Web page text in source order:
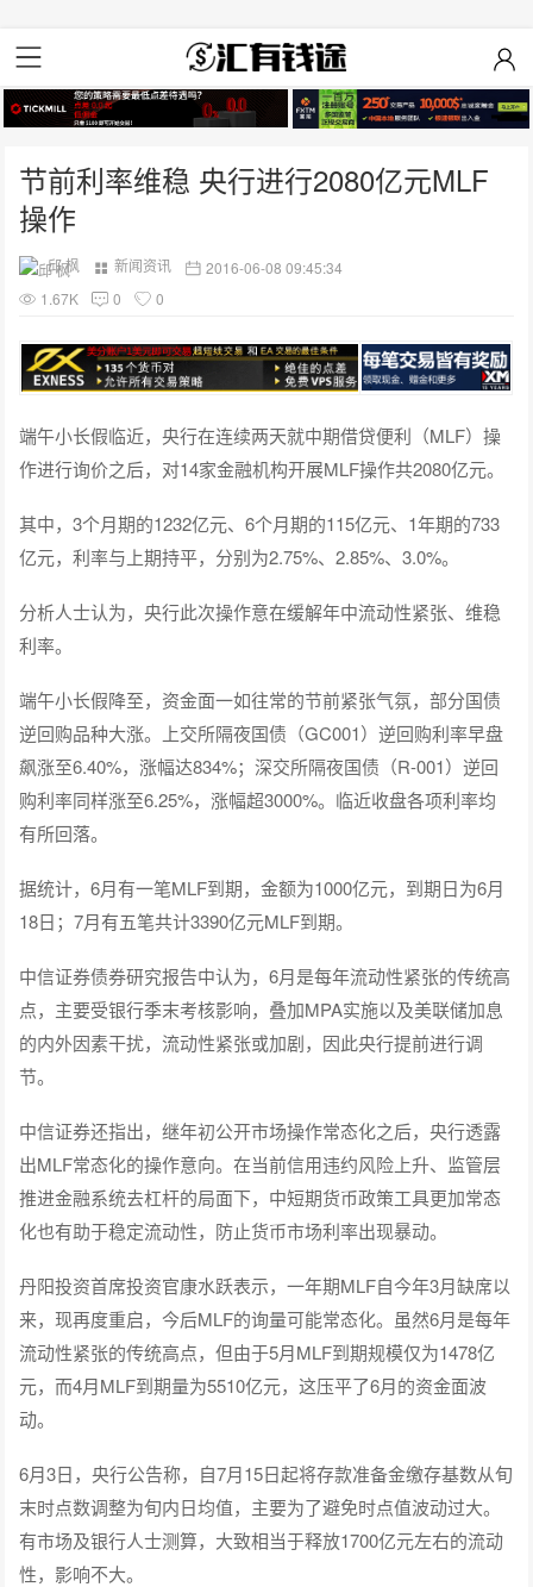
节前利率维稳 央行进行2080亿元MLF
操作
邱 枫 新闻资讯
2016-06-08 09:45:34
1.67K
0 0
端午小长假临近，央行在连续两天就中期借贷便利（MLF）操
作进行询价之后，对14家金融机构开展MLF操作共2080亿元。
其中，3个月期的1232亿元、6个月期的115亿元、1年期的733
亿元，利率与上期持平，分别为2.75%、2.85%、3.0%。
分析人士认为，央行此次操作意在缓解年中流动性紧张、维稳
利率。
端午小长假降至，资金面一如往常的节前紧张气氛，部分国债
逆回购品种大涨。上交所隔夜国债（GC001）逆回购利率早盘
飙涨至6.40%，涨幅达834%；深交所隔夜国债（R-001）逆回
购利率同样涨至6.25%，涨幅超3000%。临近收盘各项利率均
有所回落。
据统计，6月有一笔MLF到期，金额为1000亿元，到期日为6月
18日；7月有五笔共计3390亿元MLF到期。
中信证券债券研究报告中认为，6月是每年流动性紧张的传统高
点，主要受银行季末考核影响，叠加MPA实施以及美联储加息
的内外因素干扰，流动性紧张或加剧，因此央行提前进行调
节。
中信证券还指出，继年初公开市场操作常态化之后，央行透露
出MLF常态化的操作意向。在当前信用违约风险上升、监管层
推进金融系统去杠杆的局面下，中短期货币政策工具更加常态
化也有助于稳定流动性，防止货币市场利率出现暴动。
丹阳投资首席投资官康水跃表示，一年期MLF自今年3月缺席以
来，现再度重启，今后MLF的询量可能常态化。虽然6月是每年
流动性紧张的传统高点，但由于5月MLF到期规模仅为1478亿
元，而4月MLF到期量为5510亿元，这压平了6月的资金面波
动。
6月3日，央行公告称，自7月15日起将存款准备金缴存基数从旬
末时点数调整为旬内日均值，主要为了避免时点值波动过大。
有市场及银行人士测算，大致相当于释放1700亿元左右的流动
性，影响不大。